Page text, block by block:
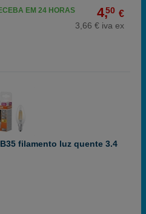
4,50 €
3,66 € iva ex
EM 24 HORAS
filamento luz quente 3.4